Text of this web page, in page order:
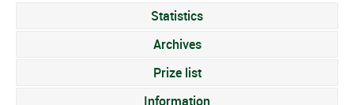
Statistics
Archives
Prize list
Information